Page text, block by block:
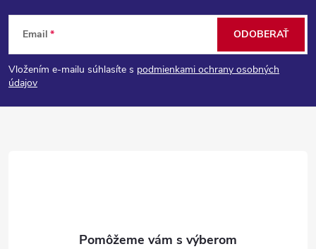
Z
á
p
Email
Vložením e-mailu súhlasíte s podmienkami ochrany osobných
údajov
ODOBERAŤ